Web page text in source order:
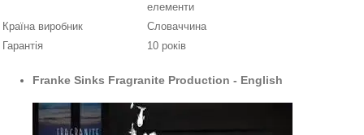
елементи
Країна виробник
Словаччина
Гарантія
10 років
Franke Sinks Fragranite Production - English